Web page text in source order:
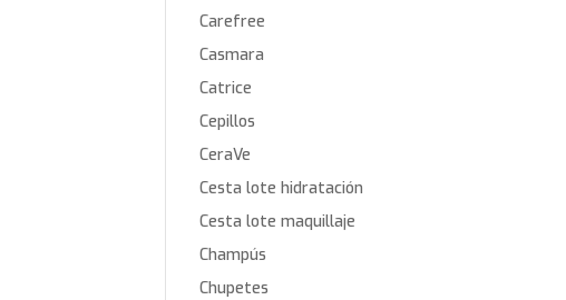
Carefree
Casmara
Catrice
Cepillos
CeraVe
Cesta lote hidratación
Cesta lote maquillaje
Champús
Chupetes